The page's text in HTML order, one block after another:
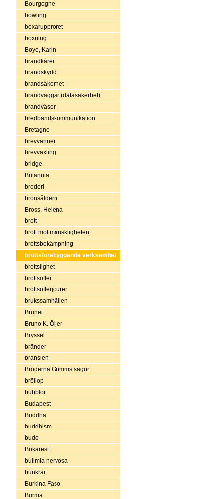
Bourgogne
bowling
boxarupproret
boxning
Boye, Karin
brandkårer
brandskydd
brandsäkerhet
brandväggar (datasäkerhet)
brandväsen
bredbandskommunikation
Bretagne
brevvänner
brevväxling
bridge
Britannia
broderi
bronsåldern
Bross, Helena
brott
brott mot mänskligheten
brottsbekämpning
brottsförebyggande verksamhet
brottslighet
brottsoffer
brottsofferjourer
brukssamhällen
Brunei
Bruno K. Öijer
Bryssel
bränder
bränslen
Bröderna Grimms sagor
bröllop
bubblor
Budapest
Buddha
buddhism
budo
Bukarest
bulimia nervosa
bunkrar
Burkina Faso
Burma